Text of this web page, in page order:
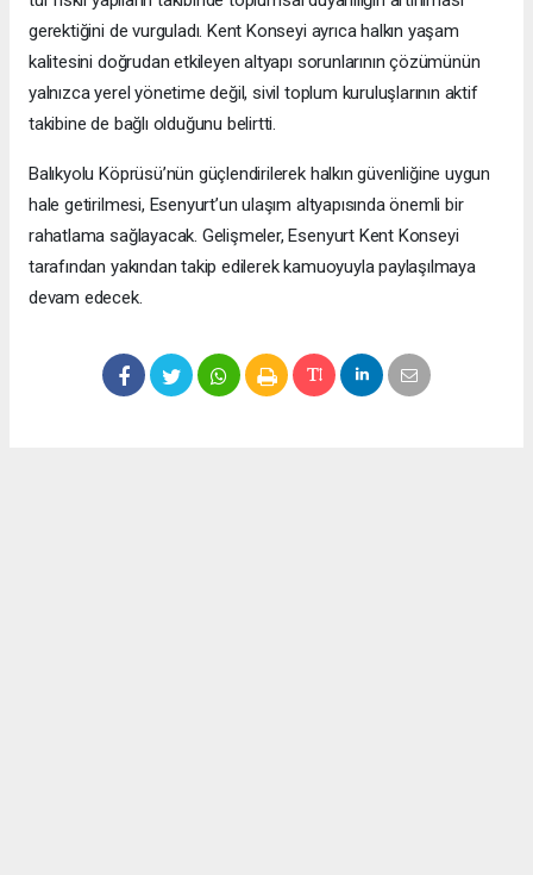
gerektiğini de vurguladı. Kent Konseyi ayrıca halkın yaşam
kalitesini doğrudan etkileyen altyapı sorunlarının çözümünün
yalnızca yerel yönetime değil, sivil toplum kuruluşlarının aktif
takibine de bağlı olduğunu belirtti.
Balıkyolu Köprüsü’nün güçlendirilerek halkın güvenliğine uygun
hale getirilmesi, Esenyurt’un ulaşım altyapısında önemli bir
rahatlama sağlayacak. Gelişmeler, Esenyurt Kent Konseyi
tarafından yakından takip edilerek kamuoyuyla paylaşılmaya
devam edecek.